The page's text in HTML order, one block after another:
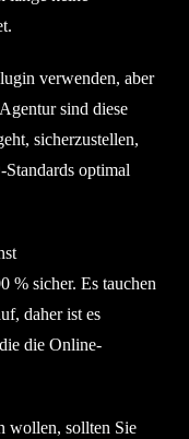
verwenden, aber
sind diese
sicherzustellen,
Standards optimal
% sicher. Es tauchen
daher ist es
die Online-
wollen, sollten Sie